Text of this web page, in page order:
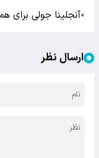
●آنجلینا جولی برای
ارسال نظر